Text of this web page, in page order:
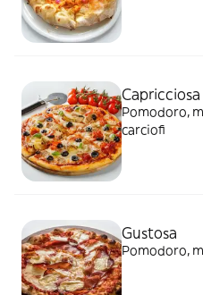
Capricciosa
Pomodoro,
carciofi
Gustosa
Pomodoro,